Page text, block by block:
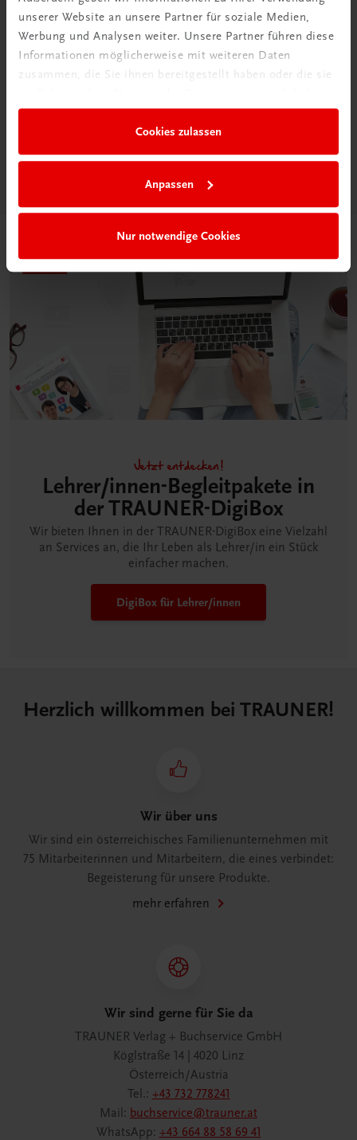
unserer Website an unsere Partner für soziale Medien,
Werbung und Analysen weiter. Unsere Partner führen diese
Informationen möglicherweise mit weiteren Daten
zusammen, die Sie ihnen bereitgestellt haben oder die sie
Cookies zulassen
Anpassen
Nur notwendige Cookies
Neu in der DigiBox
Klassenzimmer“
Mehr dazu
Jetzt entdecken!
Lehrer/innen-Begleitpakete in
der TRAUNER-DigiBox
Wir bieten Ihnen in der TRAUNER-DigiBox eine Vielzahl
an Services an, die Ihr Leben als Lehrer/in ein Stück
einfacher machen.
DigiBox für Lehrer/innen
Herzlich willkommen bei TRAUNER!
Wir über uns
Wir sind ein österreichisches Familienunternehmen mit
75 Mitarbeiterinnen und Mitarbeitern, die eines verbindet:
Begeisterung für unsere Produkte.
mehr erfahren
Wir sind gerne für Sie da
TRAUNER Verlag + Buchservice GmbH
Köglstraße 14 | 4020 Linz
Österreich/Austria
Tel.: +43 732 778241
Mail: buchservice@trauner.at
WhatsApp: +43 664 88 58 69 41